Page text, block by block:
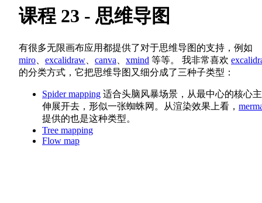
课程 23 - 思维导图
有很多无限画布应用都提供了对于思维导图的支持，例如
miro
excalidraw canva xmind 等等。 我非常喜欢
的分类方式，它把思维导图又细分成了三种子类型：
Spider mapping 适合头脑风暴场景，从最中心的核心
伸展开去，形似一张蜘蛛网。从渲染效果上看，
提供的也是这种类型。
Tree mapping
Flow map